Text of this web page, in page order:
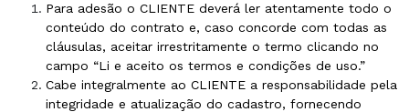
Para adesão o CLIENTE deverá ler atentamente todo o
conteúdo do contrato e, caso concorde com todas as
cláusulas, aceitar irrestritamente o termo clicando no
campo “Li e aceito os termos e condições de uso.”
Cabe integralmente ao CLIENTE a responsabilidade pela
integridade e atualização do cadastro, fornecendo